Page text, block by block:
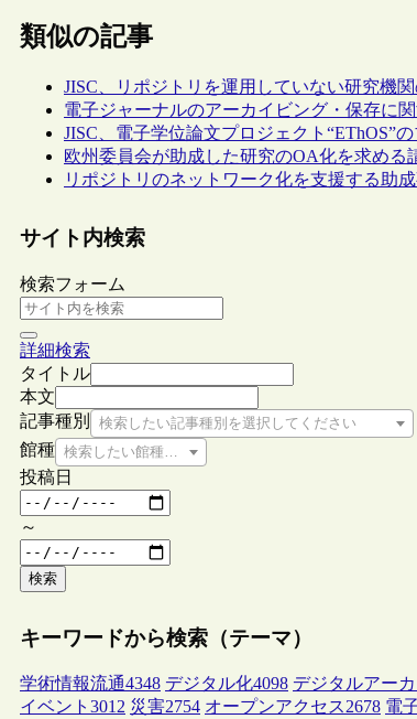
類似の記事
JISC、リポジトリを運用していない研究機
電子ジャーナルのアーカイビング・保存に
JISC、電子学位論文プロジェクト“EThOS”
欧州委員会が助成した研究のOA化を求める
リポジトリのネットワーク化を支援する助成
サイト内検索
検索フォーム
詳細検索
タイトル
本文
記事種別
検索したい記事種別を選択してください
館種 検索したい館種を選択してください
投稿日
～
検索
キーワードから検索（テーマ）
学術情報流通4348 デジタル化4098 デジタルアー
イベント 3012 災害2754 オープンアクセス2678 電